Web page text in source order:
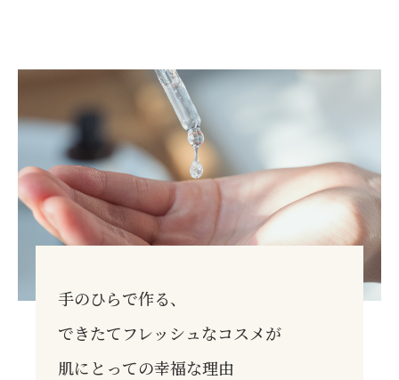
手のひらで作る、
できたてフレッシュなコスメが
肌にとっての幸福な理由